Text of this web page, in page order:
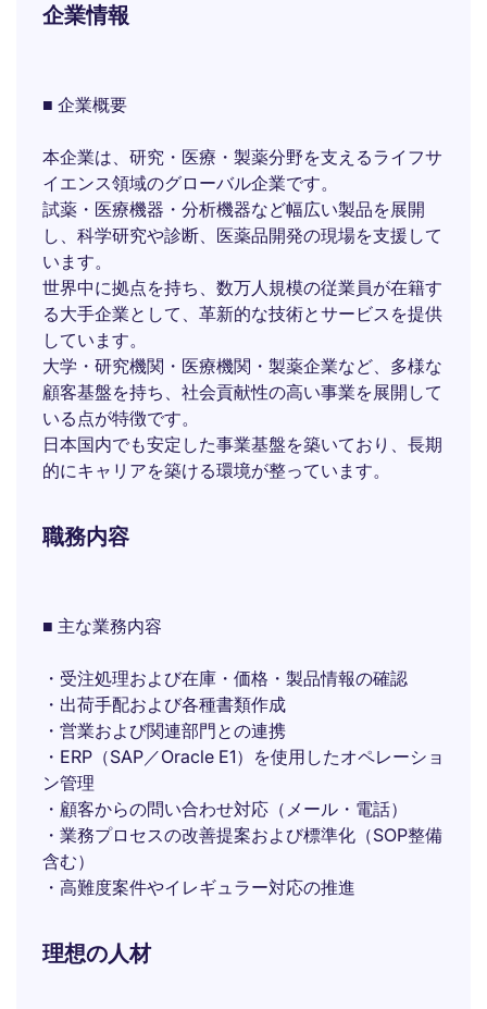
企業情報
■ 企業概要
本企業は、研究・医療・製薬分野を支えるライフサ
イエンス領域のグローバル企業です。
試薬・医療機器・分析機器など幅広い製品を展開
し、科学研究や診断、医薬品開発の現場を支援して
います。
世界中に拠点を持ち、数万人規模の従業員が在籍す
る大手企業として、革新的な技術とサービスを提供
しています。
大学・研究機関・医療機関・製薬企業など、多様な
顧客基盤を持ち、社会貢献性の高い事業を展開して
いる点が特徴です。
日本国内でも安定した事業基盤を築いており、長期
的にキャリアを築ける環境が整っています。
職務内容
■ 主な業務内容
・受注処理および在庫・価格・製品情報の確認
・出荷手配および各種書類作成
・営業および関連部門との連携
・ERP（SAP／Oracle E1）を使用したオペレーショ
ン管理
・顧客からの問い合わせ対応（メール・電話）
・業務プロセスの改善提案および標準化（SOP整備
含む）
・高難度案件やイレギュラー対応の推進
理想の人材